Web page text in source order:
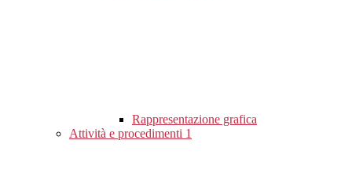
Rappresentazione grafica
Attività e procedimenti 1